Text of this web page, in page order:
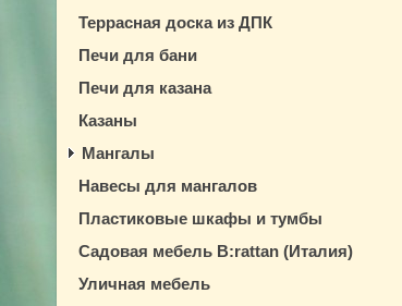
Террасная доска из ДПК
Печи для бани
Печи для казана
Казаны
Мангалы
Навесы для мангалов
Пластиковые шкафы и тумбы
Садовая мебель B:rattan (Италия)
Уличная мебель